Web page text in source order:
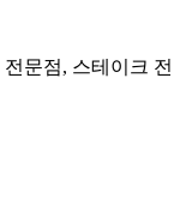
문점, 스테이크 전